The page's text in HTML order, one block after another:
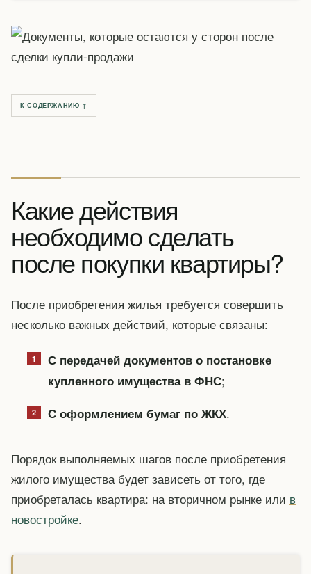
К СОДЕРЖАНИЮ ↑
Какие действия
необходимо сделать
после покупки квартиры?
После приобретения жилья требуется совершить
несколько важных действий, которые связаны:
С передачей документов о постановке
купленного имущества в ФНС;
С оформлением бумаг по ЖКХ.
Порядок выполняемых шагов после приобретения
жилого имущества будет зависеть от того, где
приобреталась квартира: на вторичном рынке или в
новостройке.